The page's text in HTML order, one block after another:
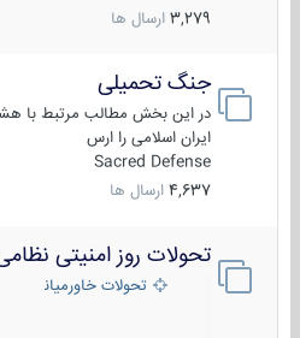
3,279 ارسال ها
جنگ تحمیلی
در این بخش مطالب مرتبط با
ایران اسلامی را ارس
Sacred Defense
4,637 ارسال ها
تحولات روز امنیتی نظامی
تحولات خاورمیانه